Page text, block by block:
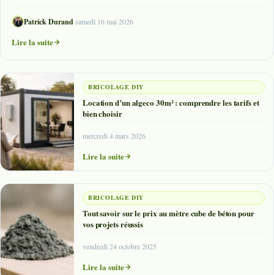
Patrick Durand·samedi 16 mai 2026
Lire la suite
BRICOLAGE DIY
Location d’un algeco 30m² : comprendre les tarifs et
bien choisir
mercredi 4 mars 2026
Lire la suite
BRICOLAGE DIY
Tout savoir sur le prix au mètre cube de béton pour
vos projets réussis
vendredi 24 octobre 2025
Lire la suite